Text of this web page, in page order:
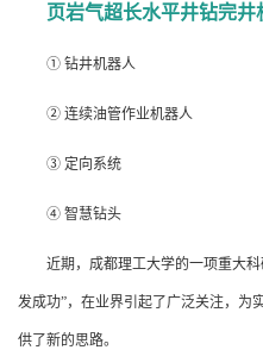
页岩气超长水平井钻完井
① 钻井机器人
② 连续油管作业机器人
③ 定向系统
④ 智慧钻头
近期，成都理工大学的一项重大
发成功”，在业界引起了广泛关注，为
供了新的思路。